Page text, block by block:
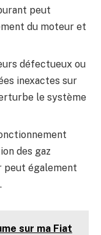
peut
du moteur et
défectueux ou
inexactes sur
le système
des gaz
peut également
sur ma Fiat